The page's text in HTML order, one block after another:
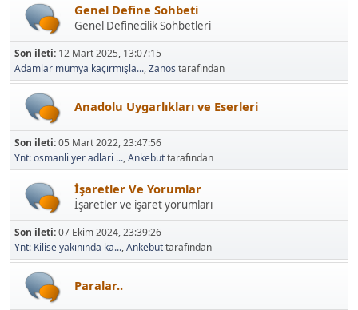
Genel Define Sohbeti
Genel Definecilik Sohbetleri
Son ileti: 12 Mart 2025, 13:07:15
Adamlar mumya kaçırmışla...,Zanos tarafından
Anadolu Uygarlıkları ve Eserleri
Son ileti:05 Mart 2022, 23:47:56
Ynt: osmanli yer adlari ...,Ankebuttarafından
İşaretler Ve Yorumlar
İşaretler ve işaret yorumları
Son ileti:07 Ekim 2024, 23:39:26
Ynt: Kilise yakınında ka...,Ankebuttarafından
Paralar..